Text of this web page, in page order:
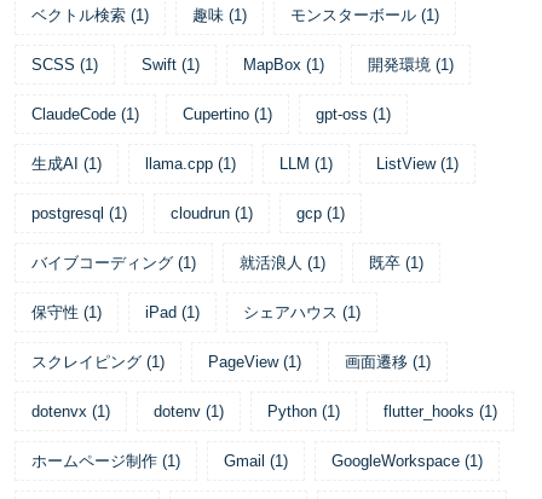
ベクトル検索 (1) 趣味 (1) モンスターボール (1)
SCSS (1) Swift (1) MapBox (1) 開発環境 (1)
ClaudeCode (1) Cupertino (1) gpt-oss (1)
生成AI (1) llama.cpp (1) LLM (1) ListView (1)
postgresql (1) cloudrun (1) gcp (1)
バイブコーディング (1) 就活浪人 (1) 既卒 (1)
保守性 (1) iPad (1) シェアハウス (1)
スクレイピング (1) PageView (1) 画面遷移 (1)
dotenvx (1) dotenv (1) Python (1) flutter_hooks (1)
ホームページ制作 (1) Gmail (1) GoogleWorkspace (1)